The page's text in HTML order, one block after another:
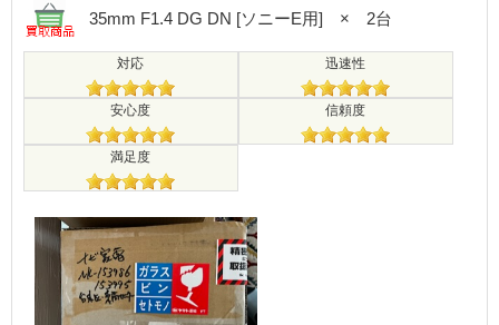
35mm F1.4 DG DN [ソニーE用] × 2台
対応 迅速性
安心度 信頼度
満足度